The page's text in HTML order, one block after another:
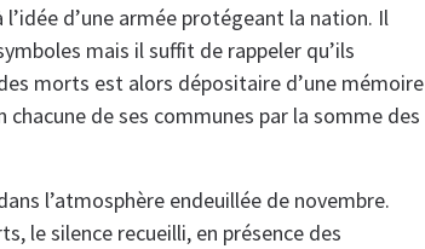
d’une armée protégeant la nation. Il
mais il suffit de rappeler qu’ils
morts est alors dépositaire d’une mémoire
de ses communes par la somme des
l’atmosphère endeuillée de novembre.
le silence recueilli, en présence des